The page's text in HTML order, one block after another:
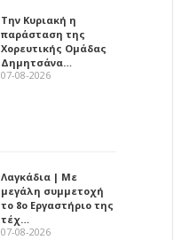
Την Κυριακή η
παράσταση της
Χορευτικής Ομάδας
Δημητσάνα…
07-08-2026
Λαγκάδια | Με
μεγάλη συμμετοχή
το 8ο Εργαστήριο της
τέχ…
07-08-2026